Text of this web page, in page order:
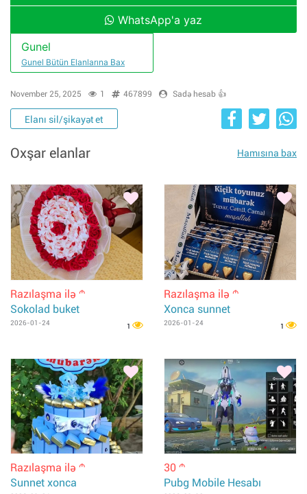
WhatsApp'a yaz
Gunel
Gunel Bütün Elanlarına Bax
November 25, 2025 1 467899 Sadə hesab 👍
Elanı sil/şikayət et
Oxşar elanlar Hamısına bax
Razılaşma ilə m
Sokolad buket
2026-01-24 1
Razılaşma ilə m
Xonca sunnet
2026-01-24 1
Razılaşma ilə m
Sunnet xonca
30 m
Pubg Mobile Hesabı